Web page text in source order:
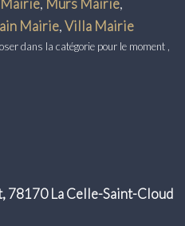
Mairie,Villa Mairie
dans la catégorie pour le moment ,
78170 La Celle-Saint-Cloud